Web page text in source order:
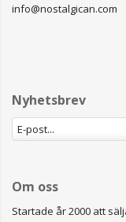
info@nostalgican.com
Nyhetsbrev
Om oss
Startade år 2000 att